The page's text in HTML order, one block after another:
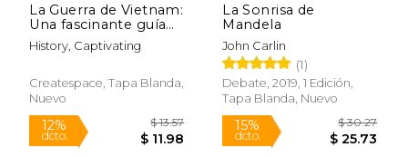
La Guerra de Vietnam:
Una fascinante guía
de la Segunda Guerra
de Indochina
History, Captivating
Createspace, Tapa Blanda,
Nuevo
La Sonrisa de
Mandela
John Carlin
(1)
Debate, 2019, 1 Edición,
Tapa Blanda, Nuevo